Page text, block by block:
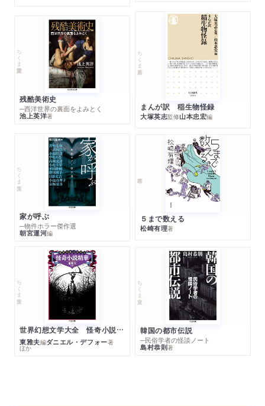
ちくま学芸文庫
残酷美術史
─西洋世界の裏面をよみとく
池上英洋著
ちくま新書
まんが訳 稲生物怪録
大塚英志監修山本忠宏編
ちくま文庫
家が呼ぶ
─物件ホラー傑作選
朝宮運河編
５まで数える
松崎有理著
ちくま文庫
世界幻想文学大全 怪奇小説精華
東雅夫編ダニエル・デフォー著
ほか
ちくま文庫
韓国の都市伝説
─民俗学者の怪談ノート
島村恭則著